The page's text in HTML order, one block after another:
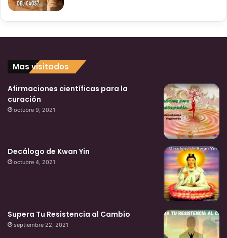
Mas visitados
Afirmaciones científicas para la
curación
octubre 9, 2021
Decálogo de Kwan Yin
octubre 4, 2021
Supera Tu Resistencia al Cambio
septiembre 22, 2021